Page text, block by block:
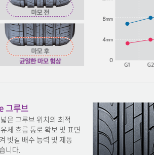
그루브
은 그루브 위치의 최적
체 흐름 통로 확보 및 표면
빗길 배수 능력 및 제동
니다.